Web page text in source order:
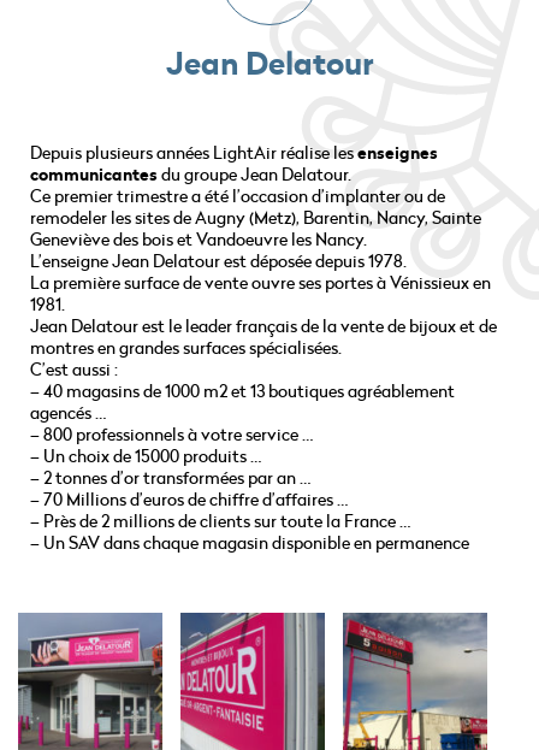
Jean Delatour
Depuis plusieurs années LightAir réalise lesenseignes
communicantesdu groupe Jean Delatour.
Ce premier trimestre a été l’occasion d’implanter ou de
remodeler les sites de Augny (Metz), Barentin, Nancy, Sainte
Geneviève des bois et Vandoeuvre les Nancy.
L’enseigne Jean Delatour est déposée depuis 1978.
La première surface de vente ouvre ses portes à Vénissieux en
1981.
Jean Delatour est le leader français de la vente de bijoux et de
montres en grandes surfaces spécialisées.
C’est aussi :
– 40 magasins de 1000 m2 et 13 boutiques agréablement
agencés …
– 800 professionnels à votre service …
– Un choix de 15000 produits …
– 2 tonnes d’or transformées par an …
– 70 Millions d’euros de chiffre d’affaires …
– Près de 2 millions de clients sur toute la France …
– Un SAV dans chaque magasin disponible en permanence